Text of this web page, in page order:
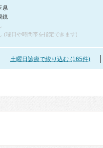
県
鏡
(曜日や時間帯を指定できます)
土曜日診療で絞り込む (165件)